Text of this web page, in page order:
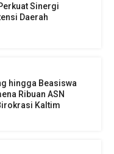
Sinergi
Daerah
hingga Beasiswa
Ribuan ASN
Kaltim